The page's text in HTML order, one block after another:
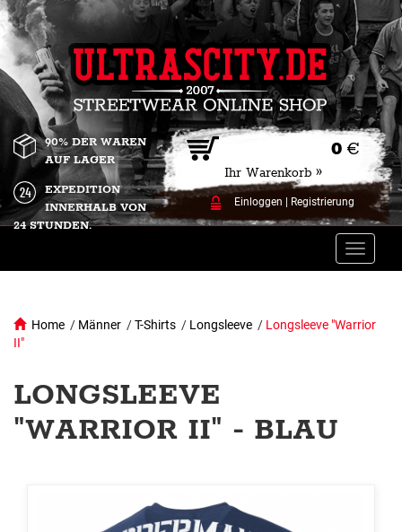
0 €
Ihr Warenkorb »
Einloggen Registrierung
90% DER WAREN
AUF LAGER
EXPEDITION
INNERHALB VON
24 STUNDEN.
Toggle
Home / Männer /T-Shirts / Longsleeve / Longsleeve "Warrior
II"
LONGSLEEVE
"WARRIOR II" - BLAU